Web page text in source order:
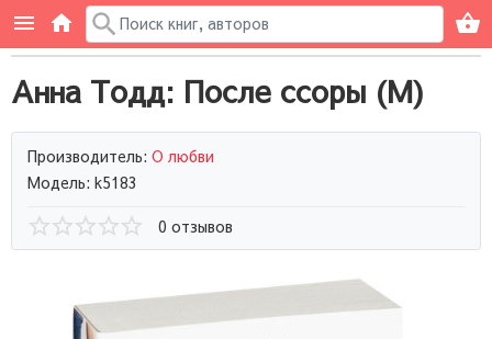
Анна Тодд: После ссоры (М)
Производитель: О любви
Модель: k5183
0 отзывов